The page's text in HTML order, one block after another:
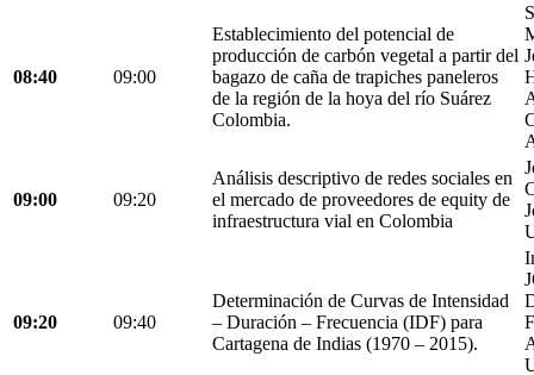
08:40 09:00
Establecimiento del potencial de
producción de carbón vegetal a partir del
bagazo de caña de trapiches paneleros
de la región de la hoya del río Suárez
Colombia.
09:00 09:20
Análisis descriptivo de redes sociales en
el mercado de proveedores de equity de
infraestructura vial en Colombia
09:20 09:40
Determinación de Curvas de Intensidad
– Duración – Frecuencia (IDF) para
Cartagena de Indias (1970 – 2015).